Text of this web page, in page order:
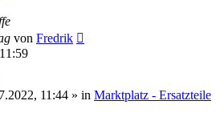
von Fredrik
11:44 » in Marktplatz - Ersatzteile